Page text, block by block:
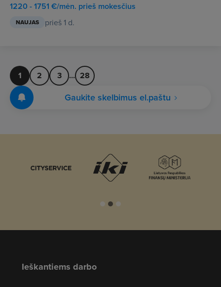
1220 - 1751 €/mėn. prieš mokesčius
NAUJAS prieš 1 d.
1 2 3 ... 28
Gaukite skelbimus el.paštu
Ieškantiems darbo